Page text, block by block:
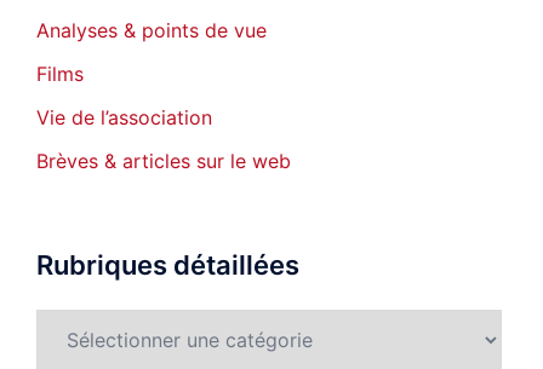
Analyses & points de vue
Films
Vie de l’association
Brèves & articles sur le web
Rubriques détaillées
détaillées